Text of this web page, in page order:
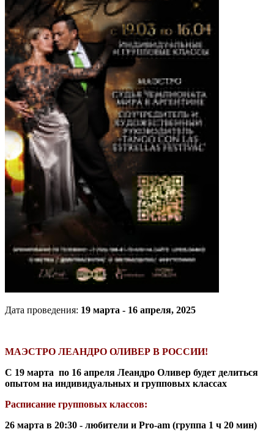
Дата проведения: 19 марта - 16 апреля, 2025
МАЭСТРО ЛЕАНДРО ОЛИВЕР В РОССИИ!
С 19 марта по 16 апреля Леандро Оливер будет делиться
опытом на индивидуальных и групповых классах
Расписание групповых классов:
26 марта в 20:30 - любители и Pro-am (группа 1 ч 20 мин)